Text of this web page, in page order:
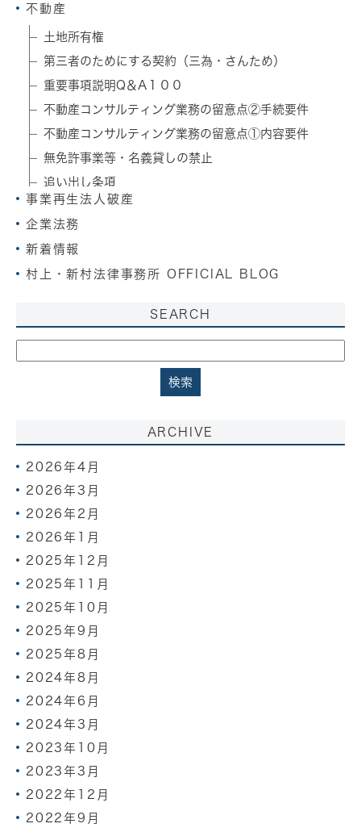
不動産
土地所有権
第三者のためにする契約（三為・さんため）
重要事項説明Q＆A１００
不動産コンサルティング業務の留意点②手続要件
不動産コンサルティング業務の留意点①内容要件
無免許事業等・名義貸しの禁止
追い出し条項
土地法制改正⑦不動産登記法
空家対策特別措置法
土地法制改正⑥所有者不明土地管理制度等
事業再生法人破産
企業法務
新着情報
村上・新村法律事務所 OFFICIAL BLOG
SEARCH
ARCHIVE
2026年4月
2026年3月
2026年2月
2026年1月
2025年12月
2025年11月
2025年10月
2025年9月
2025年8月
2024年8月
2024年6月
2024年3月
2023年10月
2023年3月
2022年12月
2022年9月